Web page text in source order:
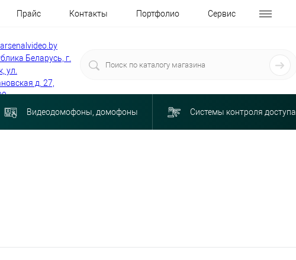
Прайс Контакты Портфолио Сервис
Беларусь, г.
ул.
д. 27,
Видеодомофоны, домофоны Системы контроля доступа